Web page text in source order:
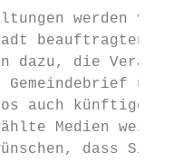
werden
beauftragten
dazu, die
Gemeindebrief
auch künftige
Medien
dass Sie